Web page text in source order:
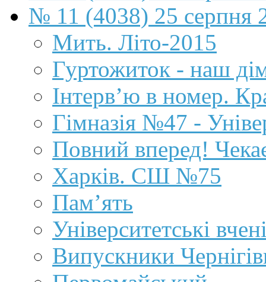
№ 11 (4038) 25 серпня
Мить. Літо-2015
Гуртожиток - наш
Інтерв’ю в номер.
Гімназія №47 -
Повний вперед!
Харків. СШ №75
Пам’ять
Університетські
Випускники